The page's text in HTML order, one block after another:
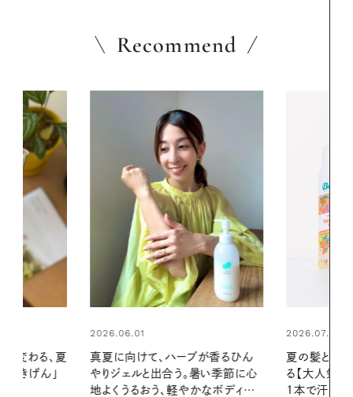
Recommend
が香るひん
い季節に心
2026.07.24
夏の髪と心が瞬時にリフレッシュす
る【大人気のドライシャンプー】 この
1本で汗ばむ季節も一日中心地よく
2026.07.21